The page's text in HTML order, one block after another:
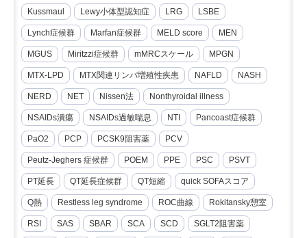
Kussmaul Lewy小体型認知症 LRG LSBE
Lynch症候群 Marfan症候群 MELD score MEN
MGUS Miritzzi症候群 mMRCスケール MPGN
MTX-LPD MTX関連リンパ増殖性疾患 NAFLD NASH
NERD NET Nissen法 Nonthyroidal illness
NSAIDs潰瘍 NSAIDs過敏喘息 NTI Pancoast症候群
PaO2 PCP PCSK9阻害薬 PCV
Peutz-Jeghers 症候群 POEM PPE PSC PSVT
PT延長 QT延長症候群 QT短縮 quick SOFAスコア
Q熱 Restless leg syndrome ROC曲線 Rokitansky憩室
RSI SAS SBAR SCA SCD SGLT2阻害薬